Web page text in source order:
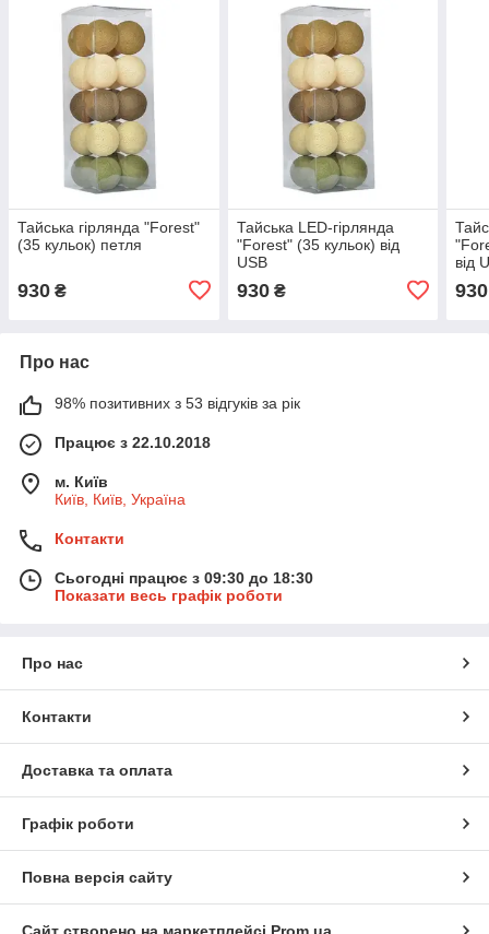
Тайська гірлянда "Forest"
(35 кульок) петля
930 ₴
Тайська LED-гірлянда
"Forest" (35 кульок) від
USB
930₴
від
930
Про нас
98% позитивних з 53 відгуків за рік
Працює з 22.10.2018
м. Київ
Київ, Київ, Україна
Контакти
Сьогодні працює з 09:30 до 18:30
Показати весь графік роботи
Про нас
Контакти
Доставка та оплата
Графік роботи
Повна версія сайту